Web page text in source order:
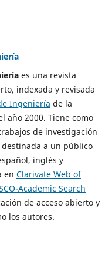
es una revista
indexada y revisada
Ingeniería de la
año 2000. Tiene como
de investigación
a un público
inglés y
en Clarivate Web of
Academic Search
de acceso abierto y
los autores.